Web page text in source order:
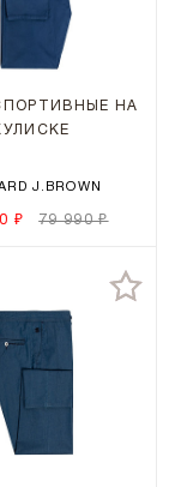
НА
J.BROWN
₽ 79 990 ₽